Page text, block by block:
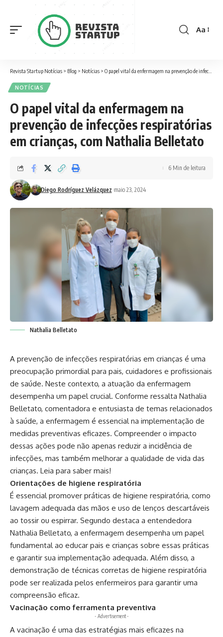
Font
Aa
Revista Startup Notícias > Blog > Notícias > O papel vital da enfermagem na prevenção de infecções respiratórias em crianças, com Nathalia Belletato
NOTÍCIAS
O papel vital da enfermagem na
prevenção de infecções respiratórias
em crianças, com Nathalia Belletato
Diego Rodríguez Velázquez maio 23, 2024
6 Min de leitura
Nathalia Belletato
A prevenção de infecções respiratórias em crianças é uma
preocupação primordial para pais, cuidadores e profissionais
de saúde. Neste contexto, a atuação da enfermagem
desempenha um papel crucial. Conforme ressalta Nathalia
Belletato, comentadora e entusiasta de temas relacionados
à saúde, a enfermagem é essencial na implementação de
medidas preventivas eficazes. Compreender o impacto
dessas ações pode não apenas reduzir a incidência de
infecções, mas também melhorar a qualidade de vida das
crianças. Leia para saber mais!
Orientações de higiene respiratória
É essencial promover práticas de higiene respiratória, como
lavagem adequada das mãos e uso de lenços descartáveis
ao tossir ou espirrar. Segundo destaca a entendedora
Nathalia Belletato, a enfermagem desempenha um papel
fundamental ao educar pais e crianças sobre essas práticas
e garantir sua implementação adequada. Além disso, a
demonstração de técnicas corretas de higiene respiratória
pode ser realizada pelos enfermeiros para garantir uma
compreensão eficaz.
Vacinação como ferramenta preventiva
- Advertisement -
A vacinação é uma das estratégias mais eficazes na